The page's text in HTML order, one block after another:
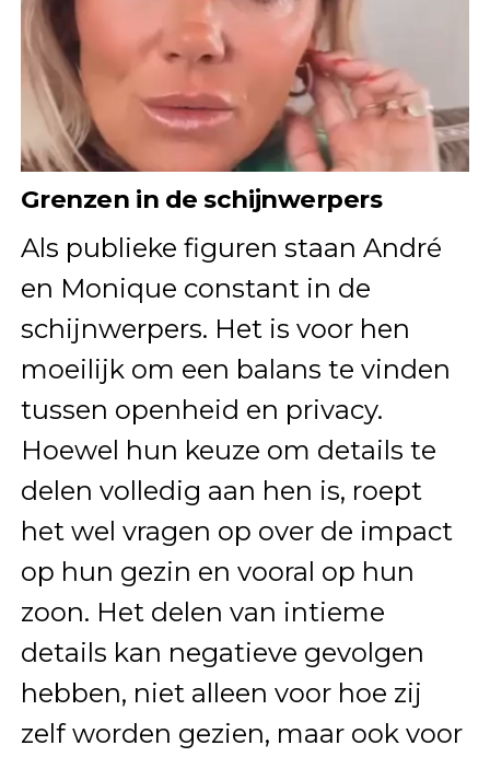
Grenzen in de schijnwerpers
Als publieke figuren staan André
en Monique constant in de
schijnwerpers. Het is voor hen
moeilijk om een balans te vinden
tussen openheid en privacy.
Hoewel hun keuze om details te
delen volledig aan hen is, roept
het wel vragen op over de impact
op hun gezin en vooral op hun
zoon. Het delen van intieme
details kan negatieve gevolgen
hebben, niet alleen voor hoe zij
zelf worden gezien, maar ook voor